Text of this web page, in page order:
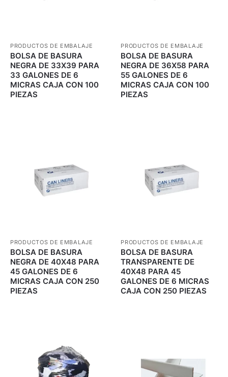
PRODUCTOS DE EMBALAJE
BOLSA DE BASURA
NEGRA DE 33X39 PARA
33 GALONES DE 6
MICRAS CAJA CON 100
PIEZAS
PRODUCTOS DE EMBALAJE
BOLSA DE BASURA
NEGRA DE 36X58 PARA
55 GALONES DE 6
MICRAS CAJA CON 100
PIEZAS
PRODUCTOS DE EMBALAJE
BOLSA DE BASURA
NEGRA DE 40X48 PARA
45 GALONES DE 6
MICRAS CAJA CON 250
PIEZAS
PRODUCTOS DE EMBALAJE
BOLSA DE BASURA
TRANSPARENTE DE
40X48 PARA 45
GALONES DE 6 MICRAS
CAJA CON 250 PIEZAS